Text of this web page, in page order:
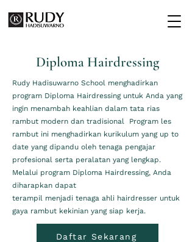
Diploma Hairdressing
Rudy Hadisuwarno School menghadirkan
program Diploma Hairdressing untuk Anda yang
ingin menambah keahlian dalam tata rias
rambut modern dan tradisional Program les
rambut ini menghadirkan kurikulum yang up to
date yang dipandu oleh tenaga pengajar
profesional serta peralatan yang lengkap.
Melalui program Diploma Hairdressing, Anda
diharapkan dapat
terampil menjadi tenaga ahli hairdresser untuk
gaya rambut kekinian yang siap kerja.
Daftar Sekarang